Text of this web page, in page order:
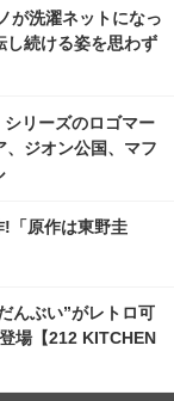
が洗濯ネットになっ
続ける姿を思わず
リーズのロゴマー
ジオン公国、マフ
!「原作は東野圭
んぶい”がレトロ可
場【212 KITCHEN